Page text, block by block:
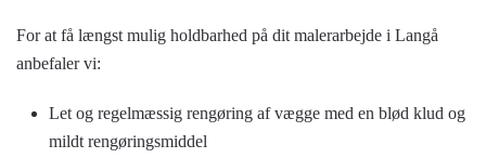
For at få længst mulig holdbarhed på dit malerarbejde i Langå
anbefaler vi:
Let og regelmæssig rengøring af vægge med en blød klud og
mildt rengøringsmiddel